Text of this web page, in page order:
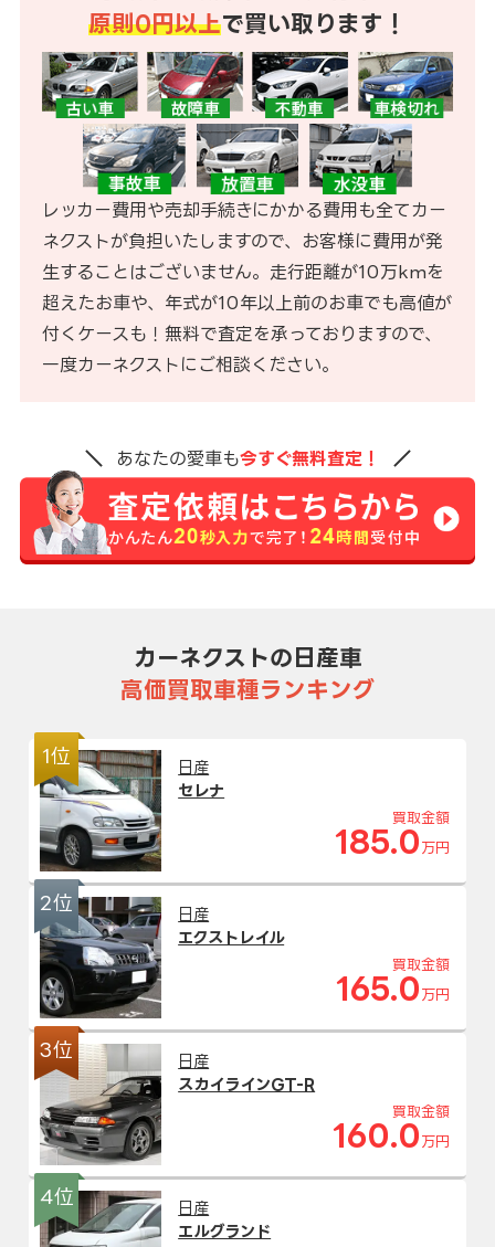
原則0円以上で買い取ります！
レッカー費用や売却手続きにかかる費用も全てカー
ネクストが負担いたしますので、お客様に費用が発
生することはございません。走行距離が10万kmを
超えたお車や、年式が10年以上前のお車でも高値が
付くケースも！無料で査定を承っておりますので、
一度カーネクストにご相談ください。
あなたの愛車も今すぐ無料査定！
カーネクストの日産車
高価買取車種ランキング
1位
日産
セレナ
買取金額
185.0 万円
2位
日産
エクストレイル
買取金額
165.0 万円
3位
日産
スカイラインGT-R
買取金額
160.0 万円
4位
日産
エルグランド